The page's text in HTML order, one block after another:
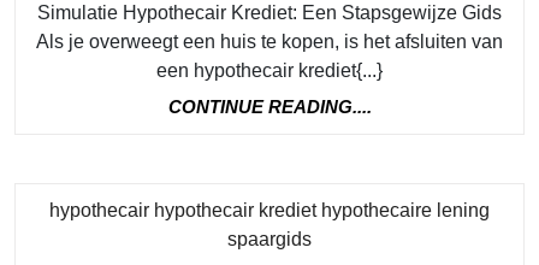
Krediet:
Planning
Simulatie Hypothecair Krediet: Een Stapsgewijze Gids
Als je overweegt een huis te kopen, is het afsluiten van
een hypothecair krediet{...}
CONTINUE READING....
hypothecair hypothecair krediet hypothecaire lening
spaargidsCategory